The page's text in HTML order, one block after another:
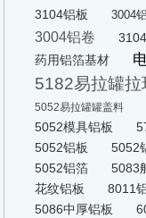
3104铝板 3004
3004铝卷
药用铝箔基材
5182易拉罐拉
5052易拉罐罐盖料
5052模具铝板
5052铝板
5052
5052铝箔
5083
花纹铝板
8011
5086中厚铝板